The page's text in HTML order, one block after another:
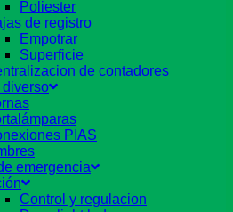
Poliester
de registro
Empotrar
Superficie
de contadores
diverso
PIAS
emergencia
Control y regulacion